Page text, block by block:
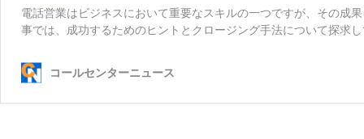
電話営業はビジネスにおいて重要なスキルの一つですが、その成
事では、成功するためのヒントとクロージング手法について探求
コールセンターニュース